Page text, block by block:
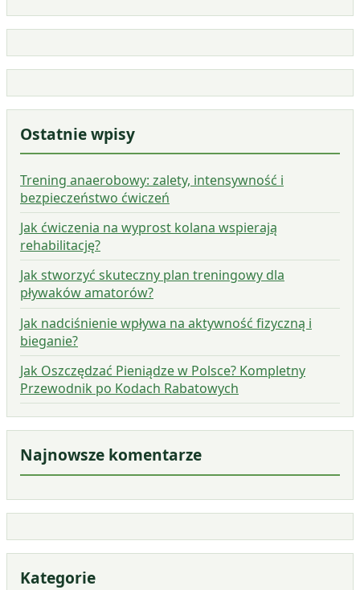
Ostatnie wpisy
Trening anaerobowy: zalety, intensywność i
bezpieczeństwo ćwiczeń
Jak ćwiczenia na wyprost kolana wspierają
rehabilitację?
Jak stworzyć skuteczny plan treningowy dla
pływaków amatorów?
Jak nadciśnienie wpływa na aktywność fizyczną i
bieganie?
Jak Oszczędzać Pieniądze w Polsce? Kompletny
Przewodnik po Kodach Rabatowych
Najnowsze komentarze
Kategorie